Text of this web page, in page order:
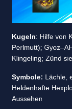
Kugeln: Hilfe von
Perlmutt);
Klingeling; Zünd
Symbole: Lächle,
Heldenhafte
Aussehen